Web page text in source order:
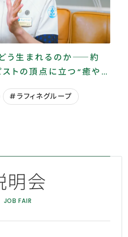
う生まれるのか――約
トの頂点に立つ“癒やし
の本質
#ラフィネグループ
明会
JOB FAIR